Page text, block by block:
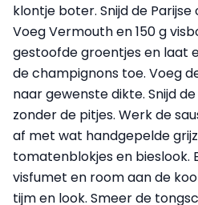
klontje boter. Snijd de
Voeg Vermouth en 150 g
gestoofde groentjes en laat
de champignons toe. Voeg
naar gewenste dikte. Snijd
zonder de pitjes. Werk de
af met wat handgepelde
tomatenblokjes en bieslook.
visfumet en room aan de
tijm en look. Smeer de